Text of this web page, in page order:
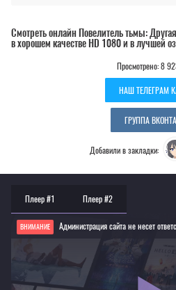
Смотреть онлайн Повелитель тьмы:
в хорошем качестве HD 1080 и в лучшей
Просмотрено: 8
НАШ ТЕЛЕГРАМ
ГРУППА
Добавили в закладки:
Плеер #1 Плеер #2
ВНИМАНИЕ Администрация сайта не несет
Если видео не работает, обновите страницу или
Для просмотра некоторых аниме необходимо